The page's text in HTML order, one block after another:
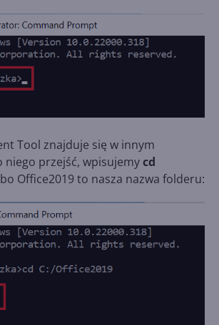
Tool znajduje się w innym
niego przejść, wpisujemycd
Office2019 to nasza nazwa folderu: